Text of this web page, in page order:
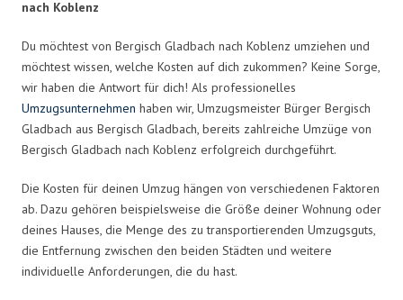
nach Koblenz
Du möchtest von Bergisch Gladbach nach Koblenz umziehen und
möchtest wissen, welche Kosten auf dich zukommen? Keine Sorge,
wir haben die Antwort für dich! Als professionelles
Umzugsunternehmen haben wir, Umzugsmeister Bürger Bergisch
Gladbach aus Bergisch Gladbach, bereits zahlreiche Umzüge von
Bergisch Gladbach nach Koblenz erfolgreich durchgeführt.
Die Kosten für deinen Umzug hängen von verschiedenen Faktoren
ab. Dazu gehören beispielsweise die Größe deiner Wohnung oder
deines Hauses, die Menge des zu transportierenden Umzugsguts,
die Entfernung zwischen den beiden Städten und weitere
individuelle Anforderungen, die du hast.